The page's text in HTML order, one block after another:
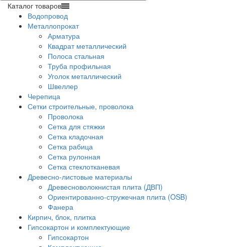
Каталог товаров
Водопровод
Металлопрокат
Арматура
Квадрат металлический
Полоса стальная
Труба профильная
Уголок металлический
Швеллер
Черепица
Сетки строительные, проволока
Проволока
Сетка для стяжки
Сетка кладочная
Сетка рабица
Сетка рулонная
Сетка стеклотканевая
Древесно-листовые материалы
Древесноволокнистая плита (ДВП)
Ориентированно-стружечная плита (OSB)
Фанера
Кирпич, блок, плитка
Гипсокартон и комплектующие
Гипсокартон